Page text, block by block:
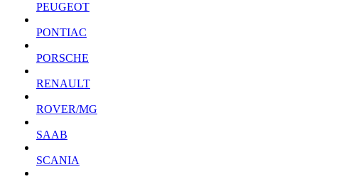
PEUGEOT
PONTIAC
PORSCHE
RENAULT
ROVER/MG
SAAB
SCANIA